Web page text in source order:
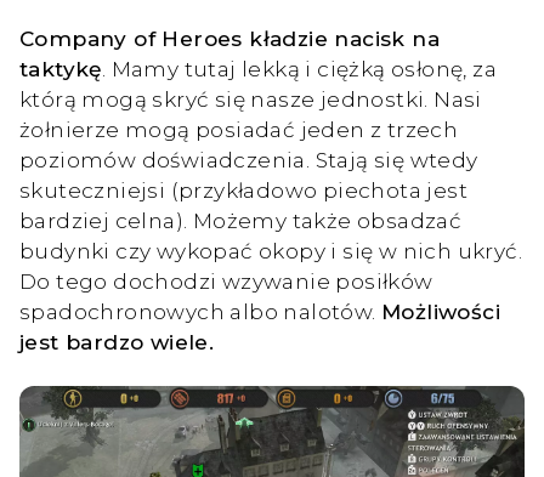
Company of Heroes kładzie nacisk na
taktykę . Mamy tutaj lekką i ciężką osłonę, za
którą mogą skryć się nasze jednostki. Nasi
żołnierze mogą posiadać jeden z trzech
poziomów doświadczenia. Stają się wtedy
skuteczniejsi (przykładowo piechota jest
bardziej celna). Możemy także obsadzać
budynki czy wykopać okopy i się w nich ukryć.
Do tego dochodzi wzywanie posiłków
spadochronowych albo nalotów. Możliwości
jest bardzo wiele.